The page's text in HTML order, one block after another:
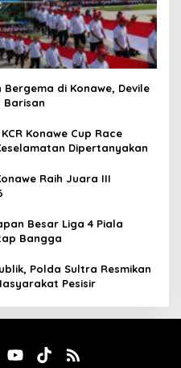
di Konawe, Devile
Barisan
Konawe Cup Race
Dipertanyakan
Raih Juara III
Besar Liga 4 Piala
Bangga
Polda Sultra Resmikan
Pesisir